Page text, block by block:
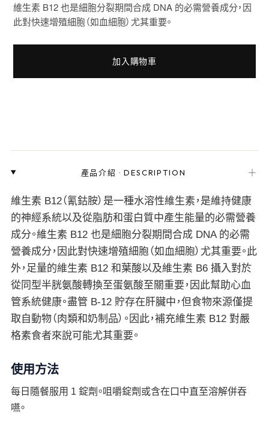
維生素 B12 也是細胞分裂期間合成 DNA 的必需營養成分，因
此對快速增殖細胞（如血細胞）尤其重要。
加入購物車
產品介紹 ·DESCRIPTION ＋
維生素 B12（氰鈷胺）是一種水溶性維生素，是維持健康
的神經系統以及從脂肪和蛋白質中產生能量的必需營養
成分。維生素 B12 也是細胞分裂期間合成 DNA 的必需
營養成分，因此對快速增殖細胞（如血細胞）尤其重要。此
外，足量的維生素 B12 和葉酸以及維生素 B6 攝入對於
從同型半胱氨酸轉換至蛋氨酸至關重要，因此幫助心血
管系統健康。盡管 B-12 貯存在肝臟中，但食物來源僅提
取自動物（肉類和奶制品）。因此，補充維生素 B12 對嚴
格素食者來說可能尤其重要。
使用方法
每日隨餐服用 1 錠劑。咀嚼錠劑或含在口中直至溶解併吞
嚥。